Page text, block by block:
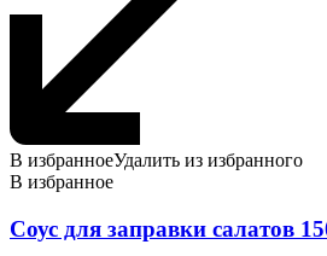
В избранноеУдалить из избранного
В избранное
Соус для заправки салатов